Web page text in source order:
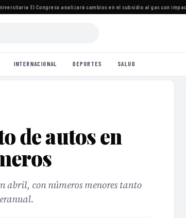
·El Congreso analizará cambios en el subsidio al gas con
INTERNACIONAL DEPORTES SALUD
de autos en
abril, con números menores tanto